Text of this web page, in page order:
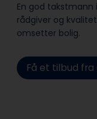
En god takstmann
rådgiver og
omsetter bolig.
Få et tilbud